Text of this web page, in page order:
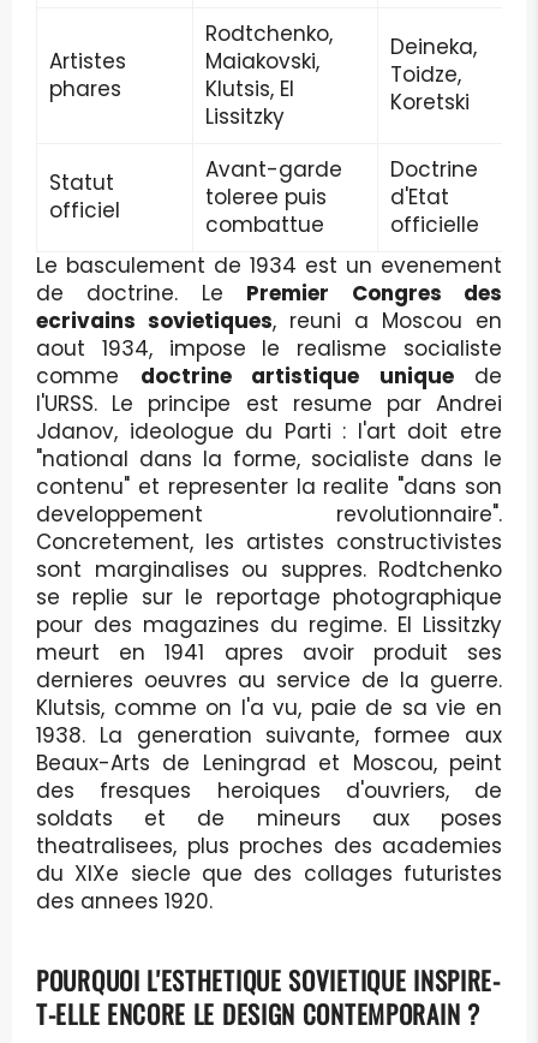
Artistes
phares
Rodtchenko,
Maiakovski,
Klutsis, El
Lissitzky
Deineka,
Toidze,
Koretski
Statut
officiel
Avant-garde
toleree puis
combattue
Doctrine
d'Etat
officielle
Le basculement de 1934 est un evenement
de doctrine. Le Premier Congres des
ecrivains sovietiques, reuni a Moscou en
aout 1934, impose le realisme socialiste
comme doctrine artistique uniquede
l'URSS. Le principe est resume par Andrei
Jdanov, ideologue du Parti : l'art doit etre
"national dans la forme, socialiste dans le
contenu" et representer la realite "dans son
developpement revolutionnaire".
Concretement, les artistes constructivistes
sont marginalises ou suppres. Rodtchenko
se replie sur le reportage photographique
pour des magazines du regime. El Lissitzky
meurt en 1941 apres avoir produit ses
dernieres oeuvres au service de la guerre.
Klutsis, comme on l'a vu, paie de sa vie en
1938. La generation suivante, formee aux
Beaux-Arts de Leningrad et Moscou, peint
des fresques heroiques d'ouvriers, de
soldats et de mineurs aux poses
theatralisees, plus proches des academies
du XIXe siecle que des collages futuristes
des annees 1920.
POURQUOI L'ESTHETIQUE SOVIETIQUE INSPIRE-
T-ELLE ENCORE LE DESIGN CONTEMPORAIN ?